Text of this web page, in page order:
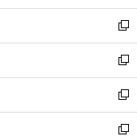
開
く
ウ
で
開
く
ン
ド
ウ
で
開
く
ウ
ィ
ン
ド
ウ
で
開
く
し
い
ウ
ィ
ン
ド
ウ
で
新
し
い
ウ
ィ
ン
ド
新
し
い
ウ
ィ
新
し
い
新